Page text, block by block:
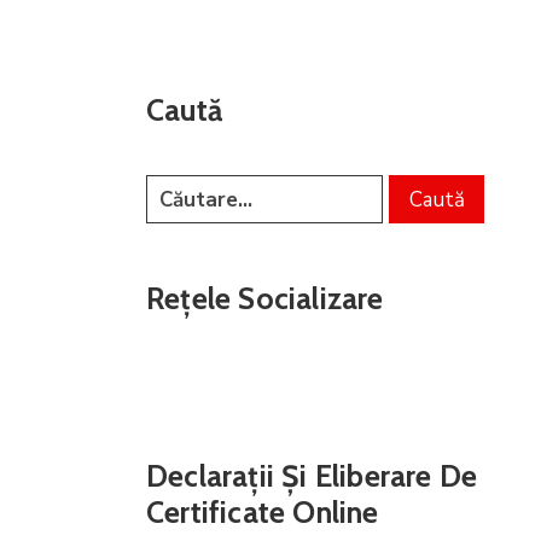
Caută
Rețele Socializare
Declarații Și Eliberare De
Certificate Online